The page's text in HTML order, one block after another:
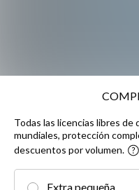
Todas las licencias libres
mundiales, protección
descuentos por volumen.
Extra pequeña